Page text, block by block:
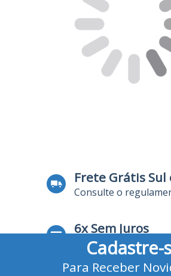
Frete Grátis Sul
Consulte o
6x Sem Juros
no Cartão de Crédito
Cadastre-
Para Receber